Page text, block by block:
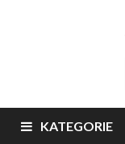
KATEGORIE